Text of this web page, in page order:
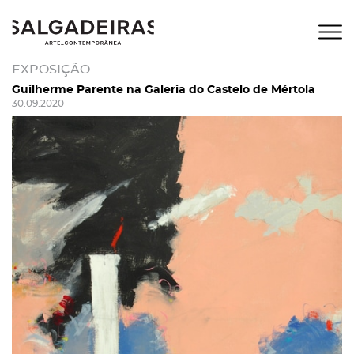
EXPOSIÇÃO
Guilherme Parente na Galeria do Castelo de Mértola
30.09.2020